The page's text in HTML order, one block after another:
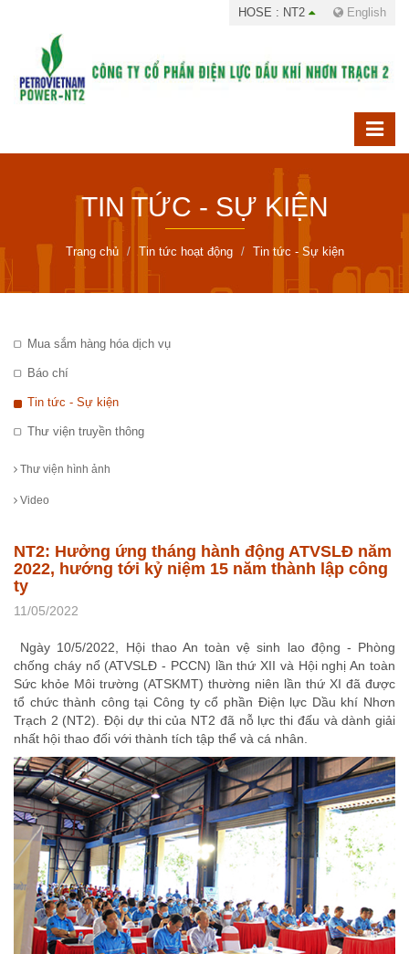
HOSE : NT2 English
TIN TỨC - SỰ KIỆN
Trang chủ Tin tức hoạt động Tin tức - Sự kiện
Mua sắm hàng hóa dịch vụ
Báo chí
Tin tức - Sự kiện
Thư viện truyền thông
Thư viện hình ảnh
Video
NT2: Hưởng ứng tháng hành động ATVSLĐ năm
2022, hướng tới kỷ niệm 15 năm thành lập công
ty
11/05/2022
Ngày 10/5/2022, Hội thao An toàn vệ sinh lao động - Phòng
chống cháy nổ (ATVSLĐ - PCCN) lần thứ XII và Hội nghị An toàn
Sức khỏe Môi trường (ATSKMT) thường niên lần thứ XI đã được
tổ chức thành công tại Công ty cổ phần Điện lực Dầu khí Nhơn
Trạch 2 (NT2). Đội dự thi của NT2 đã nỗ lực thi đấu và dành giải
nhất hội thao đối với thành tích tập thể và cá nhân.